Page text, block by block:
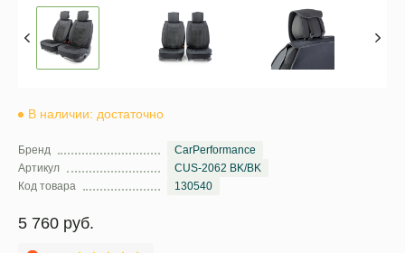
В наличии: достаточно
Бренд
CarPerformance
Артикул
CUS-2062 BK/BK
Код товара
130540
5 760 руб.